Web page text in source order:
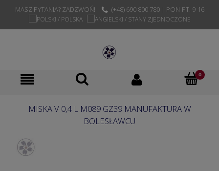
MASZ PYTANIA? ZADZWOŃ! (+48) 690 800 780 | PON-PT. 9-16
MISKA V 0,4 L M089 GZ39 MANUFAKTURA W
BOLESŁAWCU